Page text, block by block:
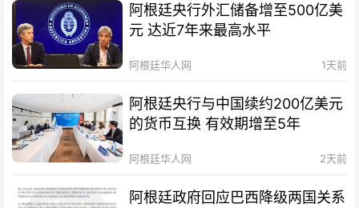
阿根廷央行外汇储备增至500亿美
元 达近7年来最高水平
阿根廷华人网 1天前
阿根廷央行与中国续约200亿美元
的货币互换 有效期增至5年
阿根廷华人网 2天前
阿根廷政府回应巴西降级两国关系